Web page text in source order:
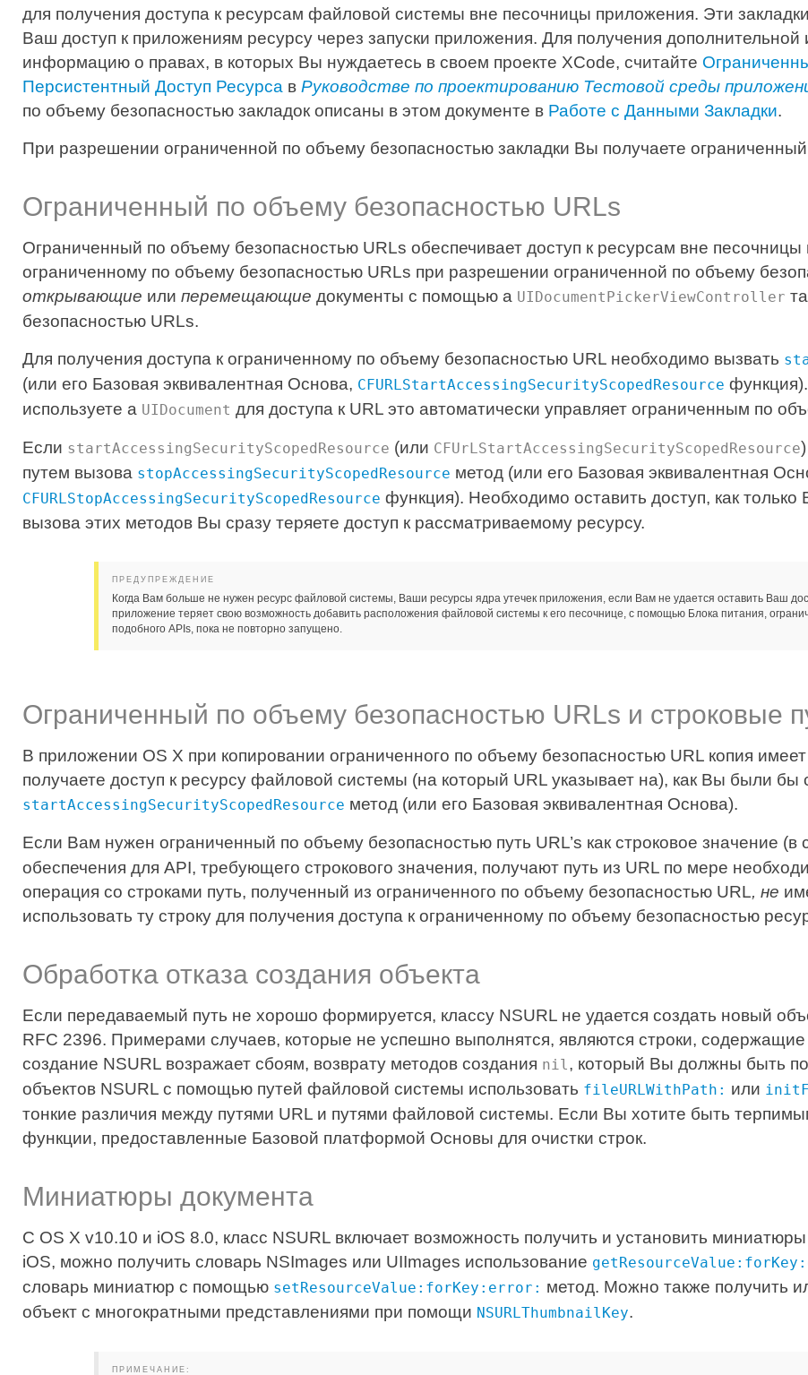
для получения доступа к ресурсам файловой системы вне песочницы приложения. Эти
Ваш доступ к приложениям ресурсу через запуски приложения. Для получения
информацию о правах, в которых Вы нуждаетесь в своем проекте XCode, считайте
Персистентный Доступ Ресурса в Руководстве по проектированию Тестовой среды
по объему безопасностью закладок описаны в этом документе в Работе с Данными Закладки.
При разрешении ограниченной по объему безопасностью закладки Вы получаете
Ограниченный по объему безопасностью URLs
Ограниченный по объему безопасностью URLs обеспечивает доступ к ресурсам вне
ограниченному по объему безопасностью URLs при разрешении ограниченной по объему
открывающие или перемещающие документы с помощью a UIDocumentPickerViewController
безопасностью URLs.
Для получения доступа к ограниченному по объему безопасностью URL необходимо вызвать
(или его Базовая эквивалентная Основа, CFURLStartAccessingSecurityScopedResource
используете a UIDocument для доступа к URL это автоматически управляет ограниченным по
Если startAccessingSecurityScopedResource (или CFUrLStartAccessingSecurityScopedResource
путем вызова stopAccessingSecurityScopedResource метод (или его Базовая эквивалентная
CFURLStopAccessingSecurityScopedResource функция). Необходимо оставить доступ, как
вызова этих методов Вы сразу теряете доступ к рассматриваемому ресурсу.
ПРЕДУПРЕЖДЕНИЕ
Когда Вам больше не нужен ресурс файловой системы, Ваши ресурсы ядра утечек приложения, если Вам не удается оставить Ваш
приложение теряет свою возможность добавить расположения файловой системы к его песочнице, с помощью Блока питания,
подобного APIs, пока не повторно запущено.
Ограниченный по объему безопасностью URLs и строковые
В приложении OS X при копировании ограниченного по объему безопасностью URL копия
получаете доступ к ресурсу файловой системы (на который URL указывает на), как Вы были
startAccessingSecurityScopedResource метод (или его Базовая эквивалентная Основа).
Если Вам нужен ограниченный по объему безопасностью путь URL’s как строковое значение (в
обеспечения для API, требующего строкового значения, получают путь из URL по мере
операция со строками путь, полученный из ограниченного по объему безопасностью URL, не
использовать ту строку для получения доступа к ограниченному по объему безопасностью
Обработка отказа создания объекта
Если передаваемый путь не хорошо формируется, классу NSURL не удается создать новый
RFC 2396. Примерами случаев, которые не успешно выполнятся, являются строки,
создание NSURL возражает сбоям, возврату методов создания nil, который Вы должны быть
объектов NSURL с помощью путей файловой системы использовать fileURLWithPath: или
тонкие различия между путями URL и путями файловой системы. Если Вы хотите быть
функции, предоставленные Базовой платформой Основы для очистки строк.
Миниатюры документа
С OS X v10.10 и iOS 8.0, класс NSURL включает возможность получить и установить
iOS, можно получить словарь NSImages или UIImages использование
словарь миниатюр с помощью setResourceValue:forKey:error: метод. Можно также получить
объект с многократными представлениями при помощи NSURLThumbnailKey.
ПРИМЕЧАНИЕ: